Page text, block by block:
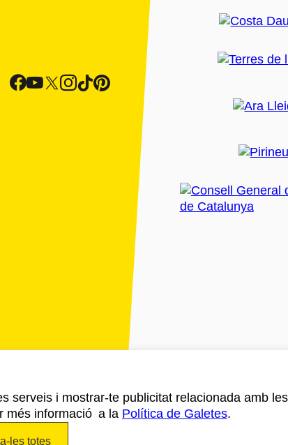
serveis i mostrar-te publicitat relacionada amb
més informació a la Política de Galetes.
les totes